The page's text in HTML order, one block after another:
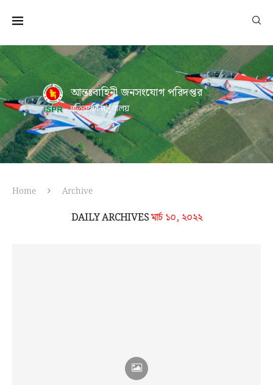
আন্তঃবাহিনী জনসংযোগ পরিদপ্তর
প্রতিরক্ষা মন্ত্রণালয়
Home Archive
DAILY ARCHIVESমার্চ ১০, ২০২২